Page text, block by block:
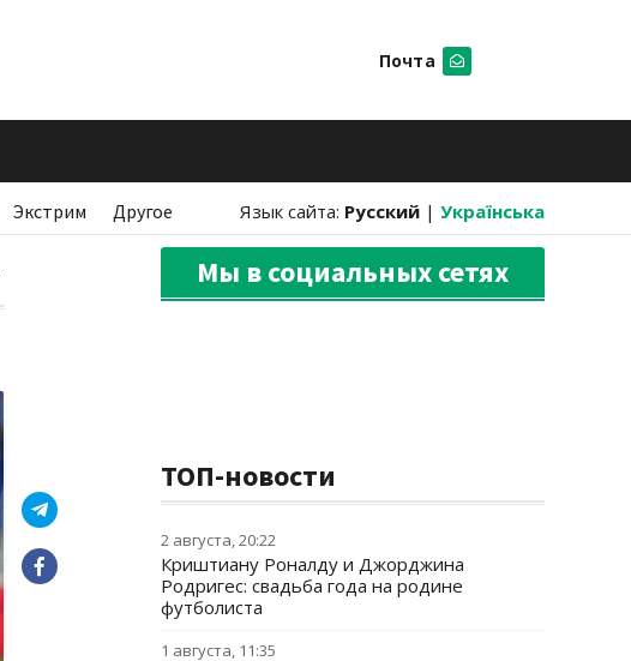
Почта
Экстрим Другое Язык сайта: Русский | Українська
Мы в социальных сетях
ТОП-новости
2 августа, 20:22
Криштиану Роналду и Джорджина
Родригес: свадьба года на родине
футболиста
1 августа, 11:35